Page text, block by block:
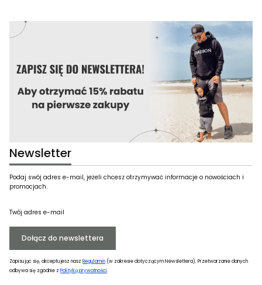
Newsletter
Podaj swój adres e-mail, jeżeli chcesz otrzymywać informacje o nowościach i
promocjach.
Twój adres e-mail
Dołącz do newslettera
Zapisując się, akceptujesz nasz Regulamin (w zakresie dotyczącym Newslettera). Przetwarzanie danych
odbywa się zgodnie z Polityką prywatności.